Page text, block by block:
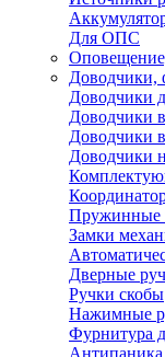
Для ОПС
Доводчики,
Доводчики
Доводчики
Доводчики
Доводчики
Пружинные
Замки
Дверные
Ручки скобы
Нажимные
Фурнитура